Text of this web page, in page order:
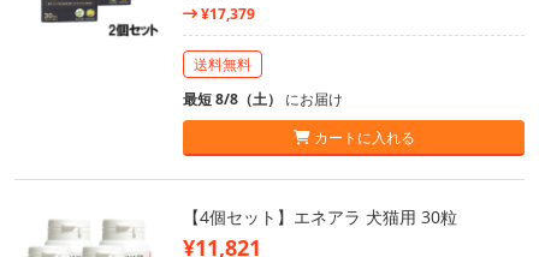
¥17,379
送料無料
最短 8/8（土） にお届け
カートに入れる
【4個セット】エネアラ 犬猫用 30粒
¥11,821